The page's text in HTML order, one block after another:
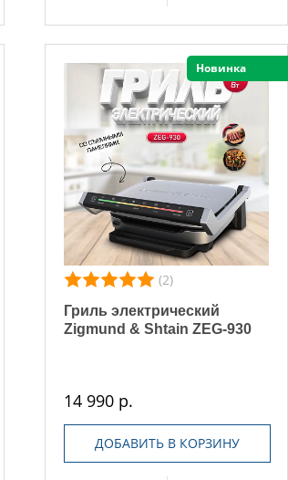
Новинка
(2)
Гриль электрический
Zigmund & Shtain ZEG-930
14 990 р.
ДОБАВИТЬ В КОРЗИНУ